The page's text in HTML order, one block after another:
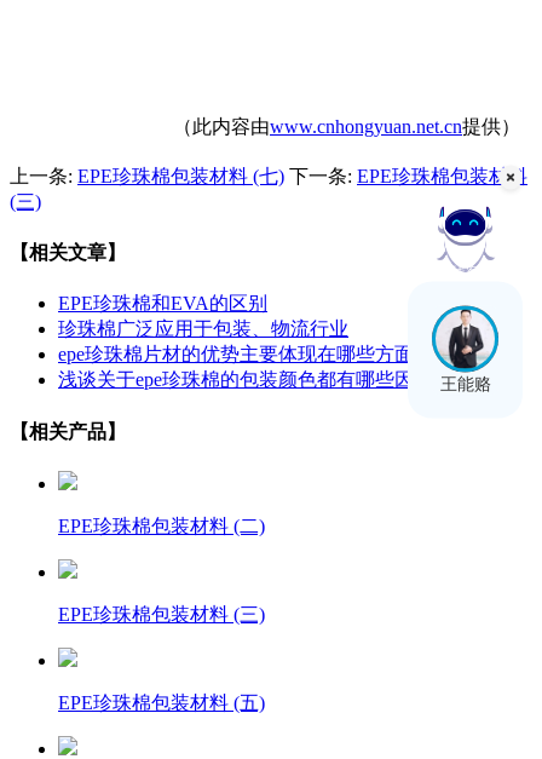
（此内容由www.cnhongyuan.net.cn提供）
上一条: EPE珍珠棉包装材料 (七) 下一条: EPE珍珠棉包装材料
(三)
【相关文章】
EPE珍珠棉和EVA的区别
珍珠棉广泛应用于包装、物流行业
epe珍珠棉片材的优势主要体现在哪些方面
浅谈关于epe珍珠棉的包装颜色都有哪些因素
【相关产品】
EPE珍珠棉包装材料 (二)
EPE珍珠棉包装材料 (三)
EPE珍珠棉包装材料 (五)
在线客服
王能赂